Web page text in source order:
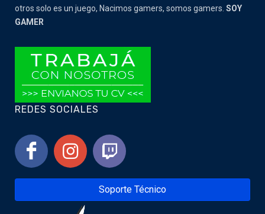
otros solo es un juego, Nacimos gamers, somos gamers. SOY
GAMER
REDES SOCIALES
Soporte Técnico